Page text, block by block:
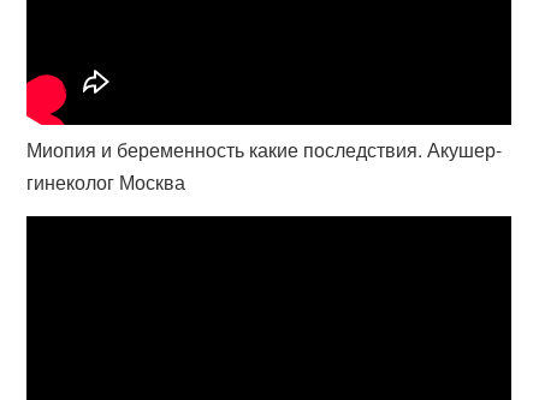
Миопия и беременность какие последствия. Акушер-
гинеколог Москва